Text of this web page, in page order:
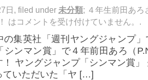
日, filed under 未分類; ４年生前田あ
はコメントを受け付けていません。 .
の集英社「週刊ヤングジャンプ
シンマン賞」で４年前田あろ（
！ ヤングジャンプ「シンマン賞
ていただいた「ヤ […]